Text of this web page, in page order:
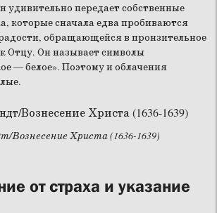
удивительно передает собственные
которые сначала едва пробиваются
обращающейся в пронзительное
Отцу. Он называет символы
— белое». Поэтому и облачения
Вознесение Христа (1636-1639)
от страха и указание